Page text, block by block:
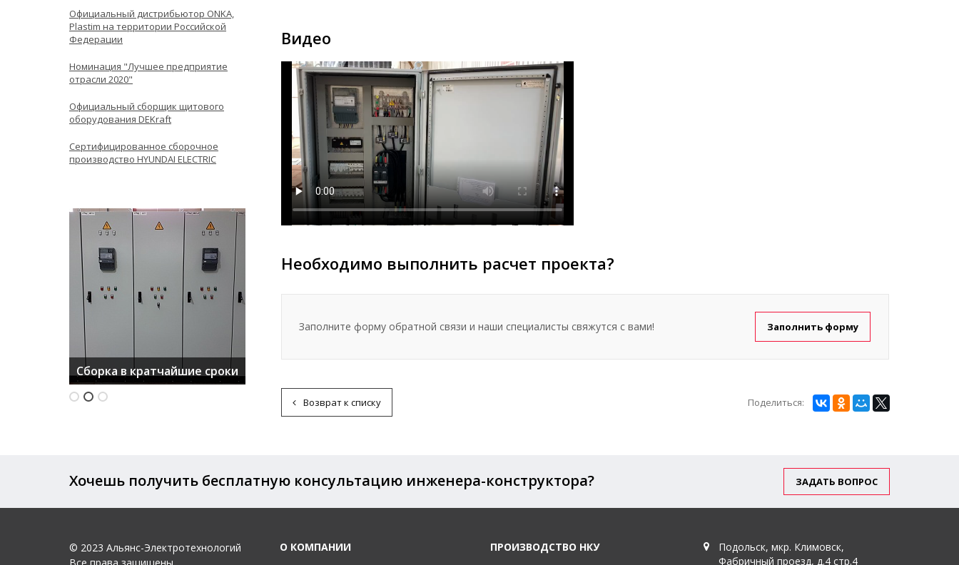
Видео
Необходимо выполнить расчет проекта?
Заполните форму обратной связи и наши специалисты свяжутся с вами! Заполнить форму
Возврат к списку Поделиться:
Официальный дистрибьютор ONKA,
Plastim на территории Российской
Федерации
Номинация "Лучшее предприятие
отрасли 2020"
Официальный сборщик щитового
оборудования DEKraft
Сертифицированное сборочное
производство HYUNDAI ELECTRIC
Сертифицированное
производство
Сборка в кратчайшие сроки
Качественное
оборудование
Хочешь получить бесплатную консультацию инженера-конструктора? ЗАДАТЬ ВОПРОС
О КОМПАНИИ
ПРОИЗВОДСТВО НКУ
Подольск, мкр. Климовск,
Фабричный проезд, д.4 стр.4
© 2023 Альянс-Электротехнологий